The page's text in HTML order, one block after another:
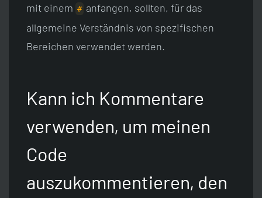
mit einem # anfangen, sollten, für das
allgemeine Verständnis von spezifischen
Bereichen verwendet werden.
Kann ich Kommentare
verwenden, um meinen
Code
auszukommentieren, den